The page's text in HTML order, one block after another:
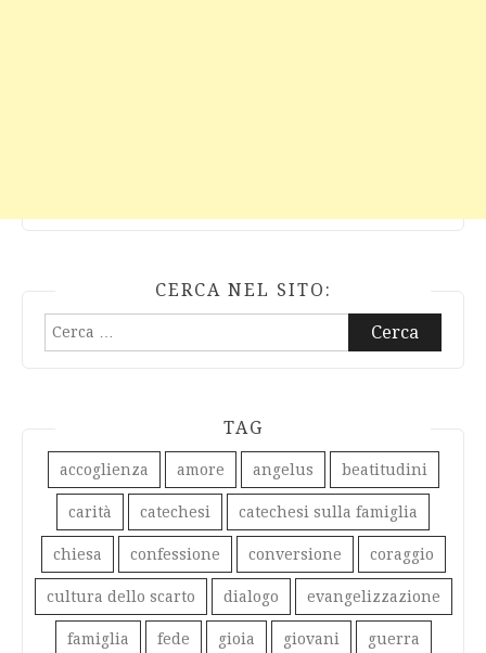
CERCA NEL SITO:
Ricerca
TAG
accoglienza amore angelus beatitudini
carità catechesi catechesi sulla famiglia
chiesa confessione conversione coraggio
cultura dello scarto dialogo evangelizzazione
famiglia fede gioia giovani guerra